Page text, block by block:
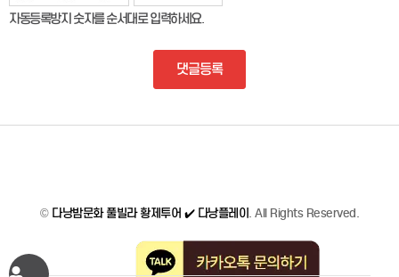
자동등록방지 숫자를 순서대로 입력하세요.
댓글등록
© 다낭밤문화 풀빌라 황제투어 ✔️ 다낭플레이 . All Rights Reserved.